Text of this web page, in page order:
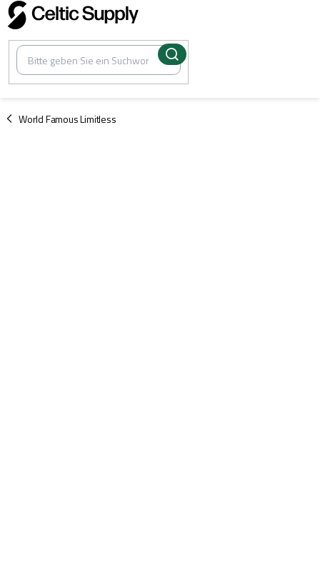
Zum
Inhalt
springen
World Famous Limitless
/